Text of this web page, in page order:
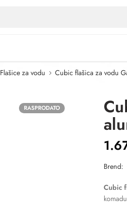
Flašice za vodu Cubic flašica za vodu
RASPRODATO
Brend:
Cubic